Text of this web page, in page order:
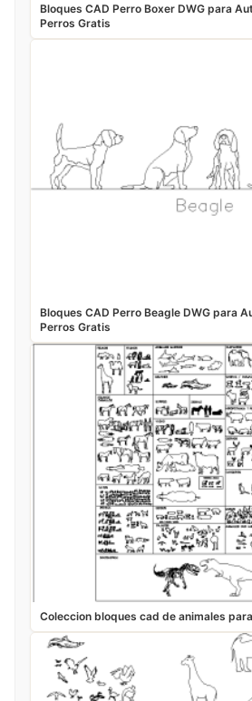
Bloques CAD Perro Boxer DWG para
Perros Gratis
Bloques CAD Perro Beagle DWG para
Perros Gratis
Coleccion bloques cad de animales